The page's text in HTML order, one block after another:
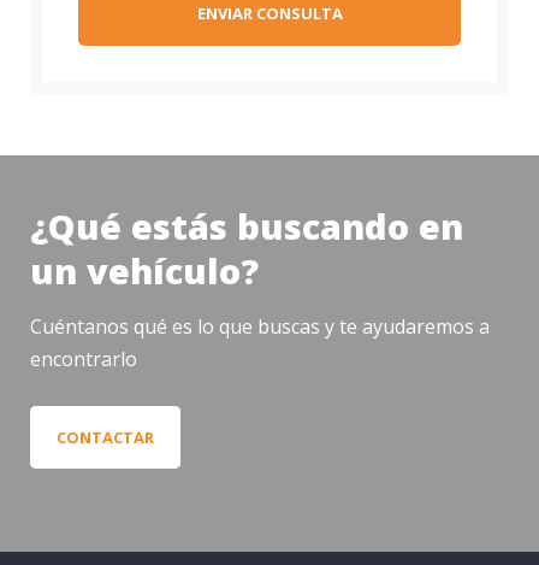
ENVIAR CONSULTA
¿Qué estás buscando en
un vehículo?
Cuéntanos qué es lo que buscas y te ayudaremos a
encontrarlo
CONTACTAR